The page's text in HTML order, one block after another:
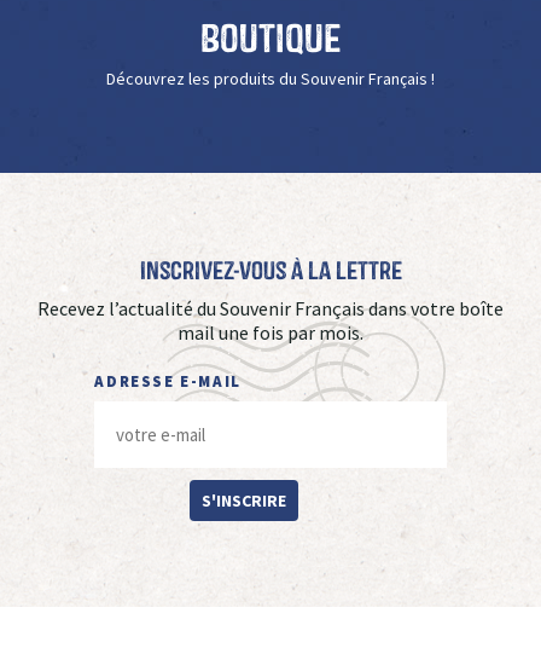
Boutique
Découvrez les produits du Souvenir Français !
Inscrivez-vous à La Lettre
Recevez l’actualité du Souvenir Français dans votre boîte
mail une fois par mois.
ADRESSE E-MAIL
S'INSCRIRE